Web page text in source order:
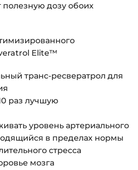
дозу обоих
Elite™
транс-ресвератрол для
раз лучшую
уровень артериального
в пределах нормы
стресса
мозга